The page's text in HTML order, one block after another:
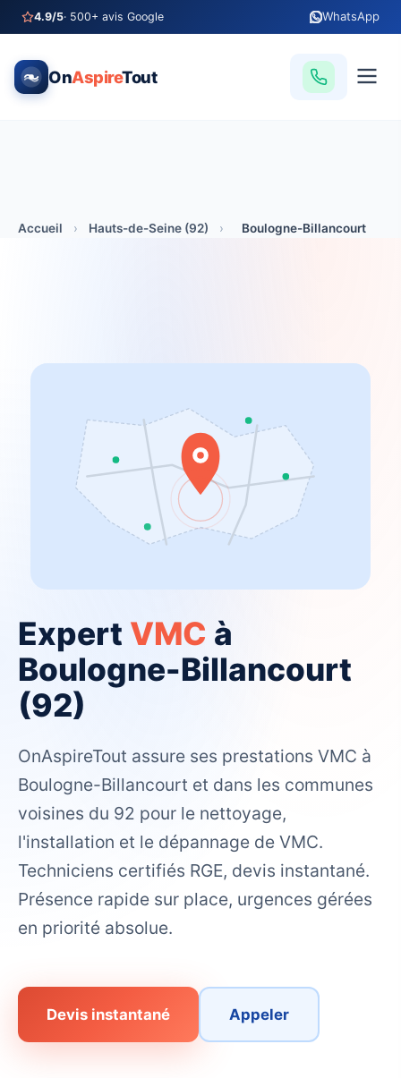
4.9/5· 500+ avis Google WhatsApp
OnAspireTout
Accueil › Hauts-de-Seine (92) › Boulogne-Billancourt
Expert VMC à
Boulogne-Billancourt
(92)
OnAspireTout assure ses prestations VMC à
Boulogne-Billancourt et dans les communes
voisines du 92 pour le nettoyage,
l'installation et le dépannage de VMC.
Techniciens certifiés RGE, devis instantané.
Présence rapide sur place, urgences gérées
en priorité absolue.
Devis instantané Appeler